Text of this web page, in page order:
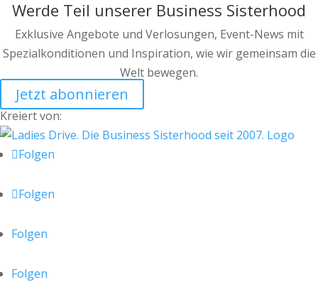
Werde Teil unserer Business Sisterhood
Exklusive Angebote und Verlosungen, Event-News mit
Spezialkonditionen und Inspiration, wie wir gemeinsam die
Welt bewegen.
Jetzt abonnieren
Kreiert von:
Folgen
Folgen
Folgen
Folgen